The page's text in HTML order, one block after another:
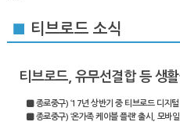
■ 티브로드 소식
티브로드, 유무선결합 등 생
종로중구) ‘17년 상반기 중 티브로드 디지
종로중구) ‘온가족 케이블 플랜’ 출시, 모바